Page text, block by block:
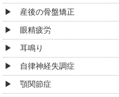
産後の骨盤矯正
眼精疲労
耳鳴り
自律神経失調症
顎関節症